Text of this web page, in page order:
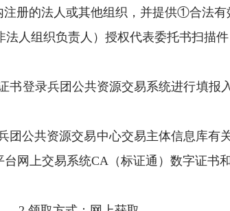
册的法人或其他组织，并提供①合法
人组织负责人）授权代表委托书扫描件
书登录兵团公共资源交易系统进行填报
公共资源交易中心交易主体信息库有
台网上交易系统CA （标证通）数字证书